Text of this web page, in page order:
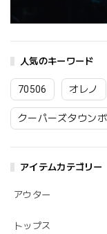
人気のキーワード
70506 オレノ
クーパーズタウン
アイテムカテゴリー
アウター
トップス